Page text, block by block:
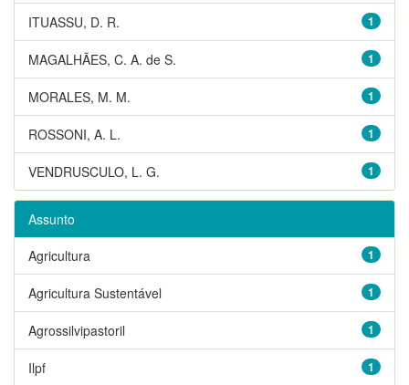
1
ITUASSU, D. R.
1
MAGALHÃES, C. A. de S.
1
MORALES, M. M.
1
ROSSONI, A. L.
1
VENDRUSCULO, L. G.
Assunto
1
Agricultura
1
Agricultura Sustentável
1
Agrossilvipastoril
1
Ilpf